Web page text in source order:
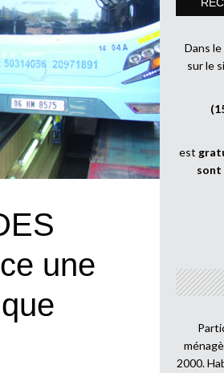
une
Dans
sur le
est
sont
2000.